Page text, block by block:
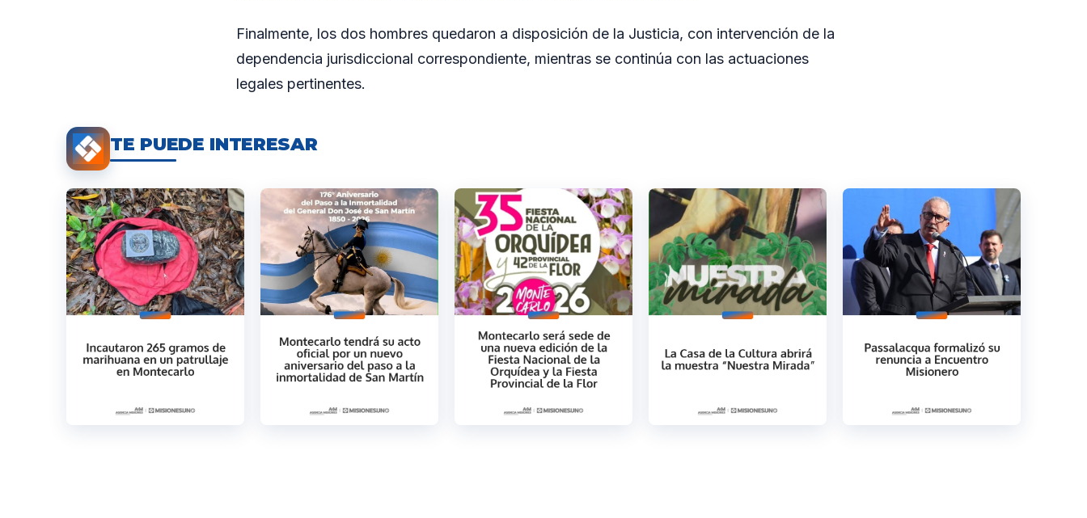
Finalmente, los dos hombres quedaron a disposición de la Justicia, con intervención de la
dependencia jurisdiccional correspondiente, mientras se continúa con las actuaciones
legales pertinentes.
TE PUEDE INTERESAR